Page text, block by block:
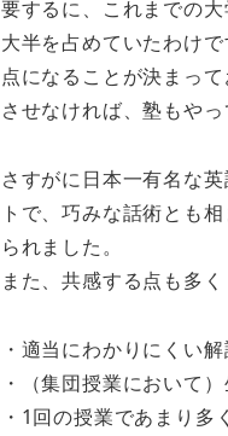
要するに、これまでの
大半を占めていたわけ
点になることが決まっ
させなければ、塾もや
さすがに日本一有名な
トで、巧みな話術とも
られました。
また、共感する点も多く
・適当にわかりにくい
・（集団授業において
・1回の授業であまり